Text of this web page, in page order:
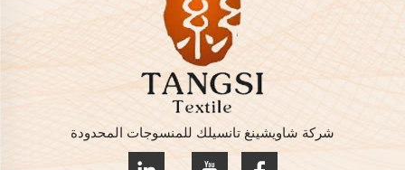
شركة شاويشينغ تانسيلك للمنسوجات المحدودة